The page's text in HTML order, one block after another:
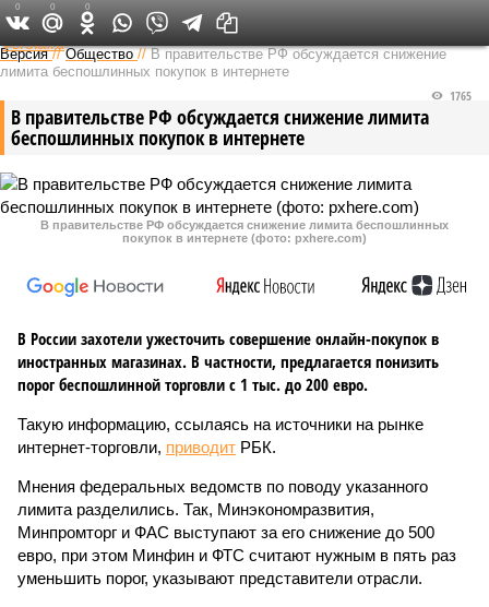
Федеральный выпуск
Версия //Общество //В правительстве РФ обсуждается снижение
лимита беспошлинных покупок в интернете
В правительстве РФ обсуждается снижение лимита
беспошлинных покупок в интернете
1765
В правительстве РФ обсуждается снижение лимита беспошлинных
покупок в интернете (фото: pxhere.com)
В России захотели ужесточить совершение онлайн-покупок в
иностранных магазинах. В частности, предлагается понизить
порог беспошлинной торговли с 1 тыс. до 200 евро.
Такую информацию, ссылаясь на источники на рынке
интернет-торговли, приводит РБК.
Мнения федеральных ведомств по поводу указанного
лимита разделились. Так, Минэкономразвития,
Минпромторг и ФАС выступают за его снижение до 500
евро, при этом Минфин и ФТС считают нужным в пять раз
уменьшить порог, указывают представители отрасли.
0 0 0